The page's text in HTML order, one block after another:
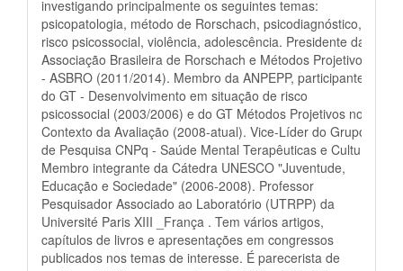
investigando principalmente os seguintes temas:
psicopatologia, método de Rorschach, psicodiagnóstico,
risco psicossocial, violência, adolescência. Presidente da
Associação Brasileira de Rorschach e Métodos Projetivos
- ASBRO (2011/2014). Membro da ANPEPP, participante
do GT - Desenvolvimento em situação de risco
psicossocial (2003/2006) e do GT Métodos Projetivos no
Contexto da Avaliação (2008-atual). Vice-Líder do Grupo
de Pesquisa CNPq - Saúde Mental Terapêuticas e Cultura.
Membro integrante da Cátedra UNESCO "Juventude,
Educação e Sociedade" (2006-2008). Professor
Pesquisador Associado ao Laboratório (UTRPP) da
Université Paris XIII _França . Tem vários artigos,
capítulos de livros e apresentações em congressos
publicados nos temas de interesse. É parecerista de